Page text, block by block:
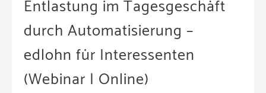
Entlastung im Tagesgeschäft
durch Automatisierung –
edlohn für Interessenten
(Webinar | Online)